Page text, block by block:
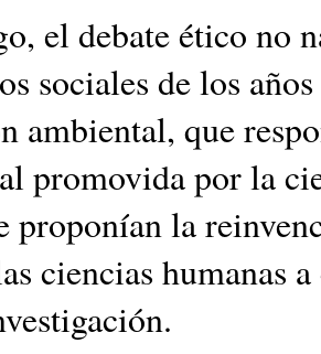
el debate ético no
sociales de los
ambiental, que
promovida por la
proponían la
ciencias humanas